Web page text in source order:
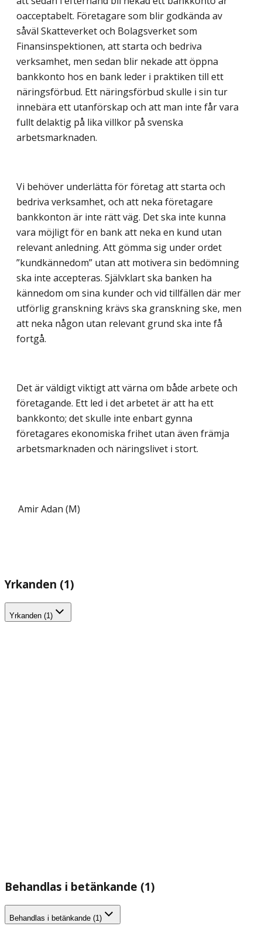
oacceptabelt. Företagare som blir godkända av
såväl Skatteverket och Bolagsverket som
Finansinspektionen, att starta och bedriva
verksamhet, men sedan blir nekade att öppna
bankkonto hos en bank leder i praktiken till ett
näringsförbud. Ett näringsförbud skulle i sin tur
innebära ett utanförskap och att man inte får vara
fullt delaktig på lika villkor på svenska
arbetsmarknaden.
Vi behöver underlätta för företag att starta och
bedriva verksamhet, och att neka företagare
bankkonton är inte rätt väg. Det ska inte kunna
vara möjligt för en bank att neka en kund utan
relevant anledning. Att gömma sig under ordet
”kundkännedom” utan att motivera sin bedömning
ska inte accepteras. Självklart ska banken ha
kännedom om sina kunder och vid tillfällen där mer
utförlig granskning krävs ska granskning ske, men
att neka någon utan relevant grund ska inte få
fortgå.
Det är väldigt viktigt att värna om både arbete och
företagande. Ett led i det arbetet är att ha ett
bankkonto; det skulle inte enbart gynna
företagares ekonomiska frihet utan även främja
arbetsmarknaden och näringslivet i stort.
Amir Adan (M)
Yrkanden (1)
Yrkanden (1)
Behandlas i betänkande (1)
Behandlas i betänkande (1)